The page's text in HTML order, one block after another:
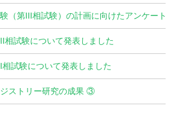
（第III相試験）の計画に向けたアンケート
相試験について発表しました
相試験について発表しました
ストリー研究の成果 ③